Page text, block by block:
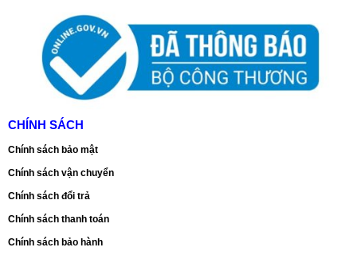
CHÍNH SÁCH
Chính sách bảo mật
Chính sách vận chuyển
Chính sách đổi trả
Chính sách thanh toán
Chính sách bảo hành